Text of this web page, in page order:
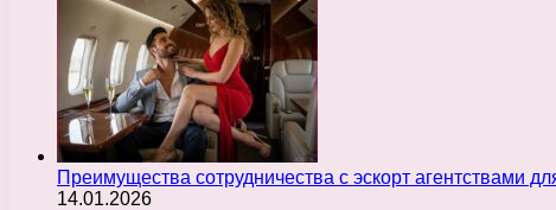
Преимущества сотрудничества с эскорт агентствами
14.01.2026